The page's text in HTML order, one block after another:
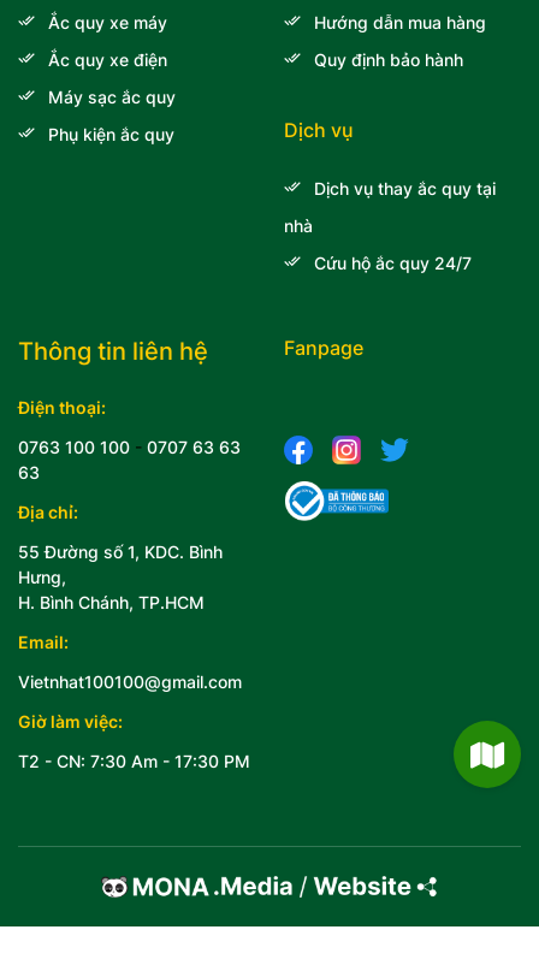
Thông tin liên hệ
Điện thoại:
0763 100 100 - 0707 63 63
63
Địa chỉ:
55 Đường số 1, KDC. Bình
Hưng,
H. Bình Chánh, TP.HCM
Email:
Vietnhat100100@gmail.com
Giờ làm việc:
T2 - CN: 7:30 Am - 17:30 PM
Ắc quy xe máy
Ắc quy xe điện
Máy sạc ắc quy
Phụ kiện ắc quy
Hướng dẫn mua hàng
Quy định bảo hành
Dịch vụ
Dịch vụ thay ắc quy tại
nhà
Cứu hộ ắc quy 24/7
Fanpage